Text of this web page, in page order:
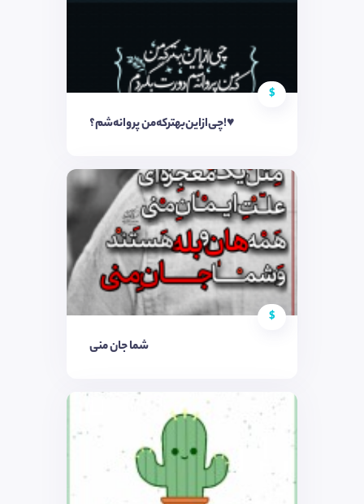
$
چی‌از‌این‌بهتر‌که‌من پروانه‌شم؟!♥
$
شما جان منی